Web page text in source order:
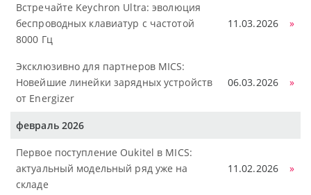
Встречайте Keychron Ultra: эволюция
беспроводных клавиатур с частотой
8000 Гц
11.03.2026 »
Эксклюзивно для партнеров MICS:
Новейшие линейки зарядных устройств
от Energizer
06.03.2026 »
февраль 2026
Первое поступление Oukitel в MICS:
актуальный модельный ряд уже на
складе
11.02.2026 »